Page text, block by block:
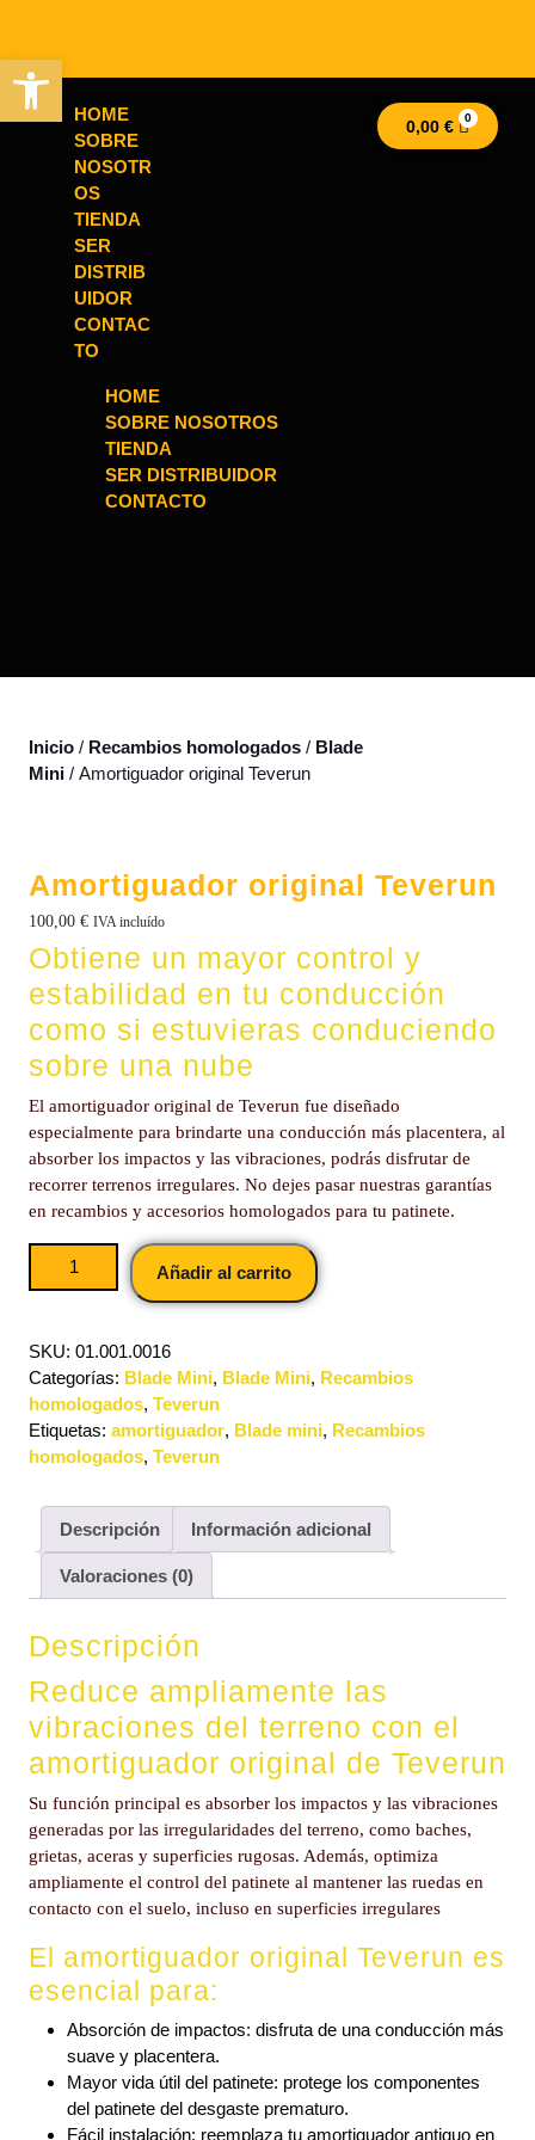
HOME
SOBRE
NOSOTR
OS
TIENDA
SER
DISTRIB
UIDOR
CONTAC
TO
HOME
SOBRE NOSOTROS
TIENDA
SER DISTRIBUIDOR
CONTACTO
0,00 €
Inicio / Recambios homologados / Blade
Mini / Amortiguador original Teverun
Amortiguador original Teverun
100,00 € IVA incluído
Obtiene un mayor control y
estabilidad en tu conducción
como si estuvieras conduciendo
sobre una nube
El amortiguador original de Teverun fue diseñado
especialmente para brindarte una conducción más placentera, al
absorber los impactos y las vibraciones, podrás disfrutar de
recorrer terrenos irregulares. No dejes pasar nuestras garantías
en recambios y accesorios homologados para tu patinete.
Añadir al carrito
SKU: 01.001.0016
Categorías: Blade Mini, Blade Mini, Recambios
homologados, Teverun
Etiquetas: amortiguador, Blade mini, Recambios
homologados, Teverun
Descripción Información adicional
Valoraciones (0)
Descripción
Reduce ampliamente las
vibraciones del terreno con el
amortiguador original de Teverun
Su función principal es absorber los impactos y las vibraciones
generadas por las irregularidades del terreno, como baches,
grietas, aceras y superficies rugosas. Además, optimiza
ampliamente el control del patinete al mantener las ruedas en
contacto con el suelo, incluso en superficies irregulares
El amortiguador original Teverun es
esencial para:
Absorción de impactos: disfruta de una conducción más
suave y placentera.
Mayor vida útil del patinete: protege los componentes
del patinete del desgaste prematuro.
Fácil instalación: reemplaza tu amortiguador antiguo en
Abrir barra de herramientas